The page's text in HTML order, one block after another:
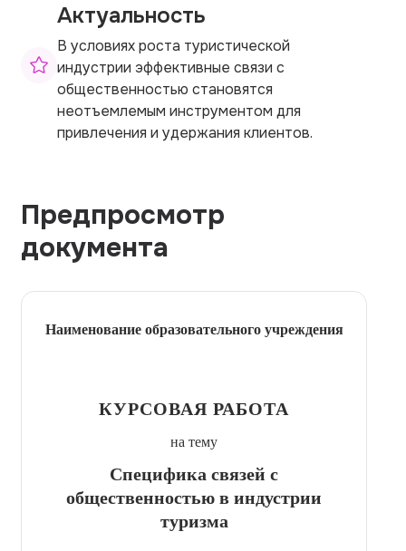
Актуальность
В условиях роста туристической
индустрии эффективные связи с
общественностью становятся
неотъемлемым инструментом для
привлечения и удержания клиентов.
Предпросмотр
документа
Наименование образовательного учреждения
КУРСОВАЯ РАБОТА
на тему
Специфика связей с
общественностью в индустрии
туризма